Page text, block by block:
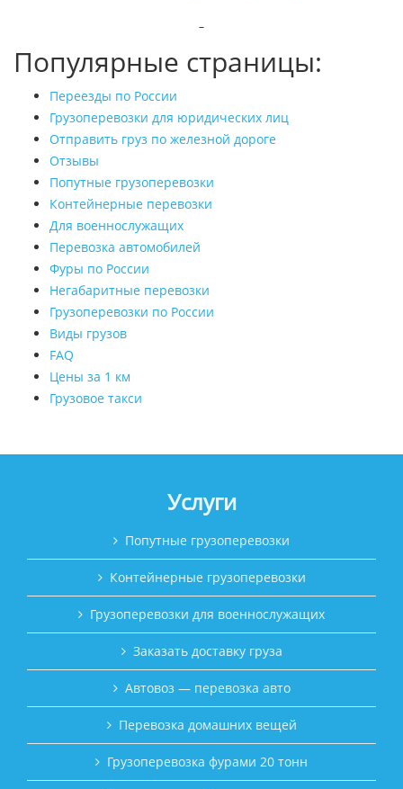
Популярные страницы:
Переезды по России
Грузоперевозки для юридических лиц
Отправить груз по железной дороге
Отзывы
Попутные грузоперевозки
Контейнерные перевозки
Для военнослужащих
Перевозка автомобилей
Фуры по России
Негабаритные перевозки
Грузоперевозки по России
Виды грузов
FAQ
Цены за 1 км
Грузовое такси
Услуги
Попутные грузоперевозки
Контейнерные грузоперевозки
Грузоперевозки для военнослужащих
Заказать доставку груза
Автовоз — перевозка авто
Перевозка домашних вещей
Грузоперевозка фурами 20 тонн